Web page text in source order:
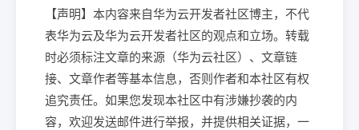
【声明】本内容来自华为云开发者社区博主，不代
表华为云及华为云开发者社区的观点和立场。转载
时必须标注文章的来源（华为云社区）、文章链
接、文章作者等基本信息，否则作者和本社区有权
追究责任。如果您发现本社区中有涉嫌抄袭的内
容，欢迎发送邮件进行举报，并提供相关证据，一